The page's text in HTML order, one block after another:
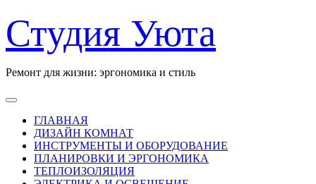
к
содержанию
Студия Уюта
Ремонт для жизни: эргономика и стиль
ГЛАВНАЯ
ДИЗАЙН КОМНАТ
ИНСТРУМЕНТЫ И ОБОРУДОВАНИЕ
ПЛАНИРОВКИ И ЭРГОНОМИКА
ТЕПЛОИЗОЛЯЦИЯ